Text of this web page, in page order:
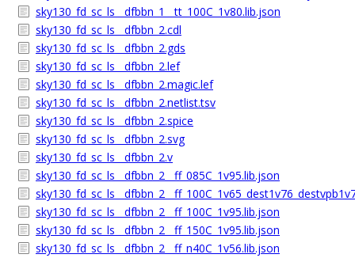
sky130_fd_sc_ls__dfbbn_1__tt_100C_1v80.lib.json
sky130_fd_sc_ls__dfbbn_2.cdl
sky130_fd_sc_ls__dfbbn_2.gds
sky130_fd_sc_ls__dfbbn_2.lef
sky130_fd_sc_ls__dfbbn_2.magic.lef
sky130_fd_sc_ls__dfbbn_2.netlist.tsv
sky130_fd_sc_ls__dfbbn_2.spice
sky130_fd_sc_ls__dfbbn_2.svg
sky130_fd_sc_ls__dfbbn_2.v
sky130_fd_sc_ls__dfbbn_2__ff_085C_1v95.lib.json
sky130_fd_sc_ls__dfbbn_2__ff_100C_1v95.lib.json
sky130_fd_sc_ls__dfbbn_2__ff_150C_1v95.lib.json
sky130_fd_sc_ls__dfbbn_2__ff_n40C_1v56.lib.json